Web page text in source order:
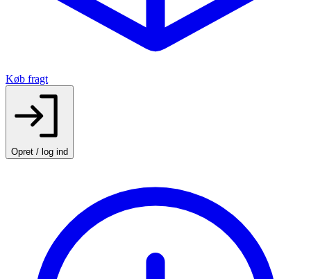
Køb fragt
Opret / log ind